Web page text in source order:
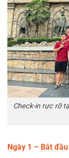
Check-in rực rỡ
Ngày 1 – Bắt